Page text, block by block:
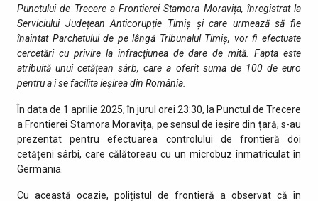
Punctului de Trecere a Frontierei Stamora Moravița, înregistrat la
Serviciului Județean Anticorupție Timiș și care urmează să fie
înaintat Parchetului de pe lângă Tribunalul Timiș, vor fi efectuate
cercetări cu privire la infracţiunea de dare de mită. Fapta este
atribuită unui cetățean sârb, care a oferit suma de 100 de euro
pentru a i se facilita ieșirea din România.
În data de 1 aprilie 2025, în jurul orei 23:30, la Punctul de Trecere
a Frontierei Stamora Moravița, pe sensul de ieșire din țară, s-au
prezentat pentru efectuarea controlului de frontieră doi
cetățeni sârbi, care călătoreau cu un microbuz înmatriculat în
Germania.
Cu această ocazie, polițistul de frontieră a observat că în